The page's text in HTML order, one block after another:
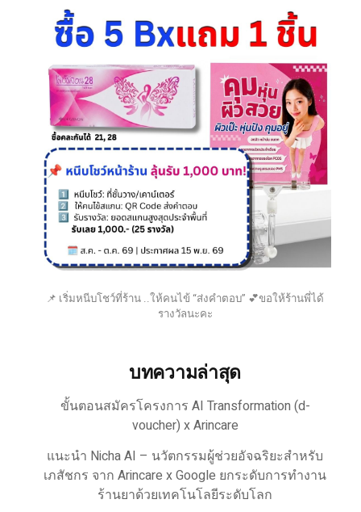
📌 เริ่มหนีบโชว์ที่ร้าน ..ให้คนไข้ “ส่งคำตอบ” 💕ขอให้ร้านพี่ได้
รางวัลนะคะ
บทความล่าสุด
ขั้นตอนสมัครโครงการ AI Transformation (d-
voucher) x Arincare
แนะนำ Nicha AI – นวัตกรรมผู้ช่วยอัจฉริยะสำหรับ
เภสัชกร จาก Arincare x Google ยกระดับการทำงาน
ร้านยาด้วยเทคโนโลยีระดับโลก